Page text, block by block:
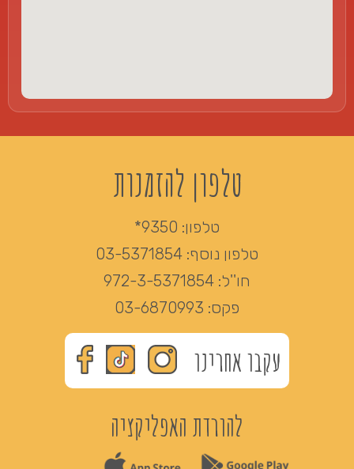
טלפון להזמנות
טלפון: 9350*
טלפון נוסף: 03-5371854
חו''ל: 972-3-5371854
פקס: 03-6870993
עקבו אחרינו
להורדת האפליקציה